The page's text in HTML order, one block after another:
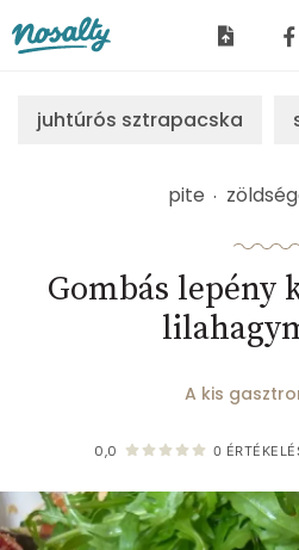
juhtúrós sztrapacska
pite
Gombás lepény
A kis
0,0 0